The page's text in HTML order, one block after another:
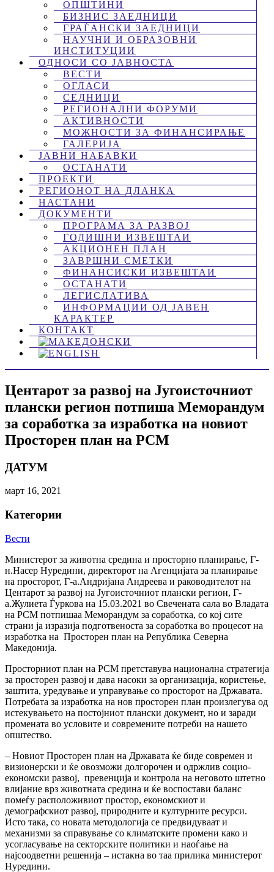
ОПШТИНИ
БИЗНИС ЗАЕДНИЦИ
ГРАЃАНСКИ ЗАЕДНИЦИ
НАУЧНИ И ОБРАЗОВНИ
ИНСТИТУЦИИ
ОДНОСИ СО ЈАВНОСТА
ВЕСТИ
ОГЛАСИ
СЕДНИЦИ
РЕГИОНАЛНИ ФОРУМИ
АКТИВНОСТИ
МОЖНОСТИ ЗА ФИНАНСИРАЊЕ
ГАЛЕРИЈА
ЈАВНИ НАБАВКИ
ОСТАНАТИ
ПРОЕКТИ
РЕГИОНОТ НА ДЛАНКА
НАСТАНИ
ДОКУМЕНТИ
ПРОГРАМА ЗА РАЗВОЈ
ГОДИШНИ ИЗВЕШТАИ
АКЦИОНЕН ПЛАН
ЗАВРШНИ СМЕТКИ
ФИНАНСИСКИ ИЗВЕШТАИ
ОСТАНАТИ
ЛЕГИСЛАТИВА
ИНФОРМАЦИИ ОД ЈАВЕН
КАРАКТЕР
КОНТАКТ
Центарот за развој на Југоисточниот
плански регион потпиша Меморандум
за соработка за изработка на новиот
Просторен план на РСМ
ДАТУМ
март 16, 2021
Категории
Вести
Министерот за животна средина и просторно плaнирање, Г-
н.Насер Нуредини, директорот на Агенцијата за планирање
на просторот, Г-а.Андријана Андреева и раководителот на
Центарот за развој на Југоисточниот плански регион, Г-
а.Жулиета Ѓуркова на 15.03.2021 во Свечената сала во Владата
на РСМ потпишаа Меморандум за соработка, со кој сите
страни ја изразија подготвеноста за соработка во процесот на
изработка на Просторен план на Република Северна
Македонија.
Просторниот план на РСМ претставува национална стратегија
за просторен развој и дава насоки за организација, користење,
заштита, уредување и управување со просторот на Државата.
Потребата за изработка на нов просторен план произлегува од
истекувањето на постојниот плански документ, но и заради
промената во условите и современите потреби на нашето
општество.
– Новиот Просторен план на Државата ќе биде современ и
визионерски и ќе овозможи долгорочен и одржлив социо-
економски развој, превенција и контрола на неговото штетно
влијание врз животната средина и ќе воспостави баланс
помеѓу расположивиот простор, економскиот и
демографскиот развој, природните и културните ресурси.
Исто така, со новата методологија се предвидуваат и
механизми за справување со климатските промени како и
усогласување на секторските политики и наоѓање на
најсоодветни решенија – истакна во таа прилика министерот
Нуредини.